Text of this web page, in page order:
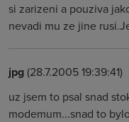
si zarizeni a pouziva
nevadi mu ze jine
jpg(28.7.2005 19:39:41)
uz jsem to psal snad
modemum...snad to